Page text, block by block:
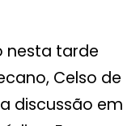
nesta tarde
Celso de
discussão em